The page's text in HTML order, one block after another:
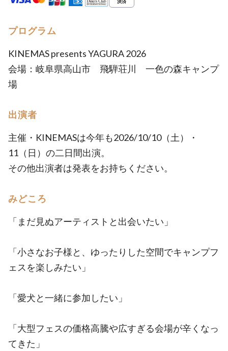
プログラム
KINEMAS presents YAGURA 2026
会場：岐阜県高山市 飛騨荘川 一色の森キャンプ
場
出演者
主催・KINEMASは今年も2026/10/10（土）・
11（日）の二日間出演。
その他出演者は発表をお持ちください。
みどころ
「まだ見ぬアーティストと出会いたい」
「小さなお子様と、ゆったりした空間でキャンプフ
ェスを楽しみたい」
「愛犬と一緒に参加したい」
「大型フェスの価格高騰や広すぎる会場が辛くなっ
てきた」